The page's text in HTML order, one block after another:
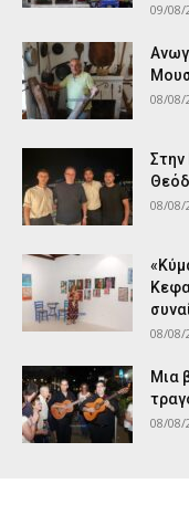
09/08/
08/08/
Στην
08/08/
08/08/
Μια
08/08/